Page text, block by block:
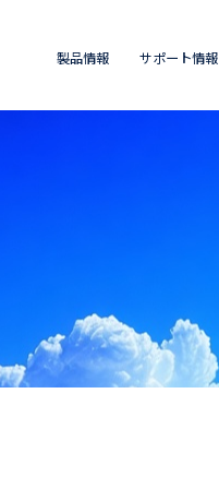
製品情報 サポート情報